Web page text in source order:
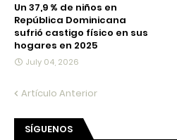
Un 37,9 % de niños en
República Dominicana
sufrió castigo físico en sus
hogares en 2025
July 04, 2026
Artículo Anterior
SÍGUENOS